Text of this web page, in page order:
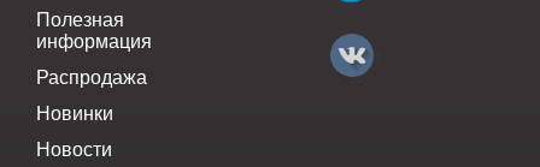
Полезная
информация
Распродажа
Новинки
Новости